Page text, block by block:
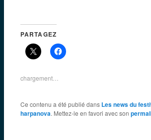
PARTAGEZ
chargement…
Ce contenu a été publié dans Les news du
harpanova. Mettez-le en favori avec son